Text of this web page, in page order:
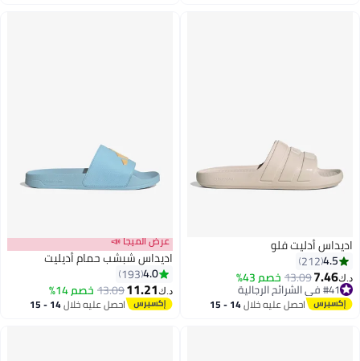
اديداس أدليت فلو
4.5
212
د.ك‏7.46
13.09خصم 43%
#41 في الشرائح الرجالية
#41 في الشرائح الرجالية احصل عليه خلال 14 - 15
اغسطس
عرض الميجا 📣
اديداس شبشب حمام أديليت
4.0
193
د.ك‏11.21
13.09خصم 14%
احصل عليه خلال 14 - 15
اغسطس